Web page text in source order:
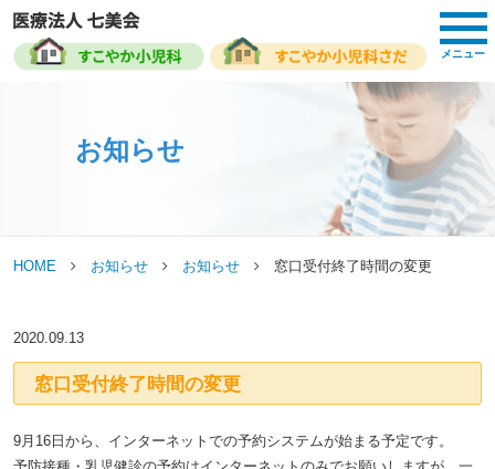
メニュー
お知らせ
HOME お知らせ お知らせ 窓口受付終了時間の変更
2020.09.13
窓口受付終了時間の変更
9月16日から、インターネットでの予約システムが始まる予定です。